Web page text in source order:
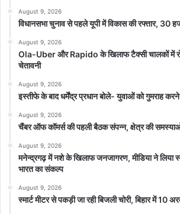
August 9, 2026
विधानसभा चुनाव से पहले यूपी में विकास की रफ्तार, 30
August 9, 2026
Ola-Uber और Rapido के खिलाफ टैक्सी चालकों में
चेतावनी
August 9, 2026
इस्तीफे के बाद धर्मेंद्र प्रधान बोले- युवाओं को गुमराह
August 9, 2026
चैंबर ऑफ कॉमर्स की पहली बैठक संपन्न, क्षेत्र की
August 9, 2026
मनेन्द्रगढ़ में नशे के खिलाफ जनजागरण, मीडिया ने लिया
भारत का संकल्प
August 9, 2026
स्मार्ट मीटर से पकड़ी जा रही बिजली चोरी, बिहार में 10